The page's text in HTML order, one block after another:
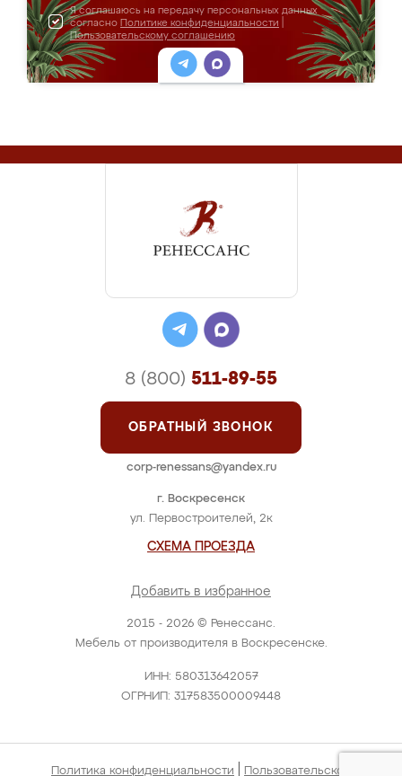
Я соглашаюсь на передачу персональных данных
согласно Политике конфиденциальности
Пользовательскому соглашению
2015 - 2026 © Ренессанс.
Мебель от производителя в Воскресенске.
ИНН: 580313642057
ОГРНИП: 317583500009448
г. Воскресенск
ул. Первостроителей, 2к
СХЕМА ПРОЕЗДА
Добавить в избранное
8 (800) 511-89-55
ОБРАТНЫЙ ЗВОНОК
corp-renessans@yandex.ru
Политика конфиденциальности Пользовательское